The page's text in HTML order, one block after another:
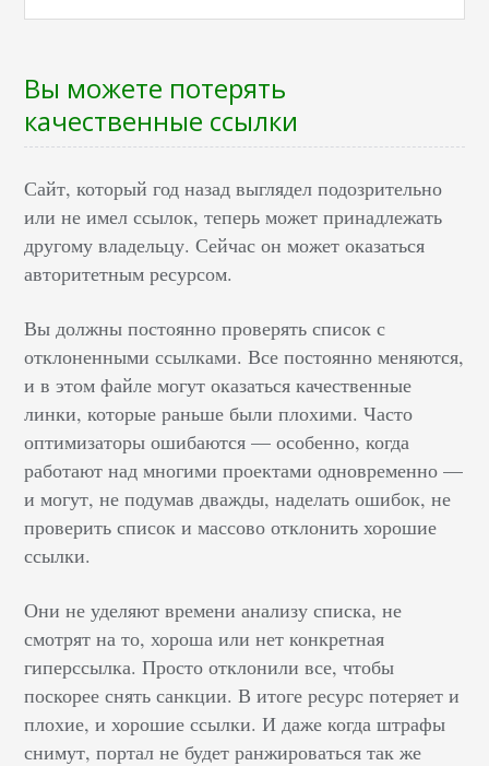
Вы можете потерять
качественные ссылки
Сайт, который год назад выглядел подозрительно
или не имел ссылок, теперь может принадлежать
другому владельцу. Сейчас он может оказаться
авторитетным ресурсом.
Вы должны постоянно проверять список с
отклоненными ссылками. Все постоянно меняются,
и в этом файле могут оказаться качественные
линки, которые раньше были плохими. Часто
оптимизаторы ошибаются — особенно, когда
работают над многими проектами одновременно —
и могут, не подумав дважды, наделать ошибок, не
проверить список и массово отклонить хорошие
ссылки.
Они не уделяют времени анализу списка, не
смотрят на то, хороша или нет конкретная
гиперссылка. Просто отклонили все, чтобы
поскорее снять санкции. В итоге ресурс потеряет и
плохие, и хорошие ссылки. И даже когда штрафы
снимут, портал не будет ранжироваться так же